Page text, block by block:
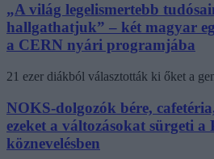
„A világ legelismertebb
hallgathatjuk” – két magyar
a CERN nyári programjába
21 ezer diákból választották ki őket a
NOKS-dolgozók bére,
ezeket a változásokat sürgeti a
köznevelésben